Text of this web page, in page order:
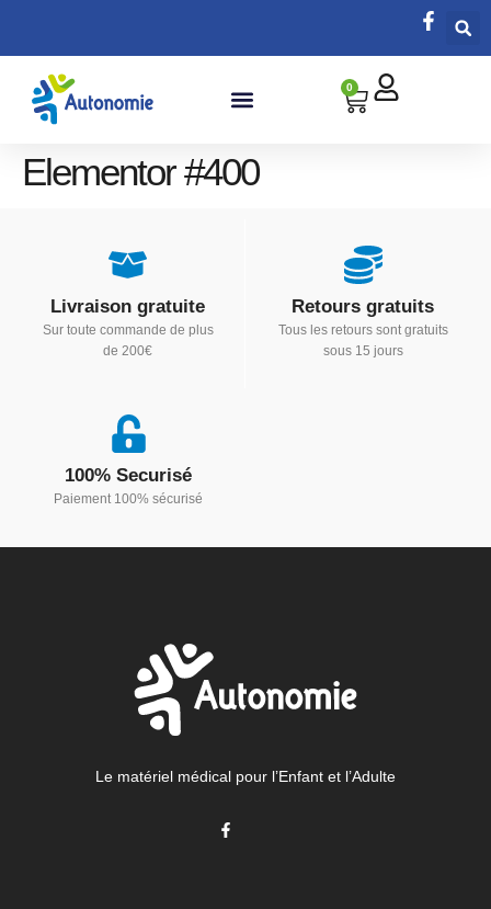
0
Elementor #400
Livraison gratuite
Sur toute commande de plus
de 200€
Retours gratuits
Tous les retours sont gratuits
sous 15 jours
100% Securisé
Paiement 100% sécurisé
Le matériel médical pour l’Enfant et l’Adulte